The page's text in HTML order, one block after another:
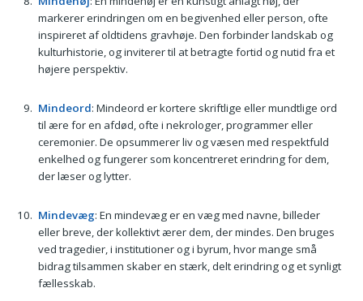
markerer erindringen om en begivenhed eller person, ofte
inspireret af oldtidens gravhøje. Den forbinder landskab og
kulturhistorie, og inviterer til at betragte fortid og nutid fra et
højere perspektiv.
Mindeord: Mindeord er kortere skriftlige eller mundtlige ord
til ære for en afdød, ofte i nekrologer, programmer eller
ceremonier. De opsummerer liv og væsen med respektfuld
enkelhed og fungerer som koncentreret erindring for dem,
der læser og lytter.
Mindevæg: En mindevæg er en væg med navne, billeder
eller breve, der kollektivt ærer dem, der mindes. Den bruges
ved tragedier, i institutioner og i byrum, hvor mange små
bidrag tilsammen skaber en stærk, delt erindring og et synligt
fællesskab.